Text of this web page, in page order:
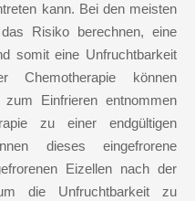
kann. Bei den meisten
Risiko berechnen, eine
somit eine Unfruchtbarkeit
Chemotherapie können
Einfrieren entnommen
zu einer endgültigen
dieses eingefrorene
Eizellen nach der
die Unfruchtbarkeit zu